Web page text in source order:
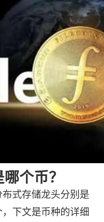
个币？
式存储龙头分别是
下文是币种的详细